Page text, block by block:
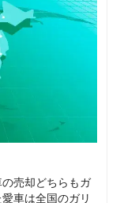
売却どちらもガ
車は全国のガリ